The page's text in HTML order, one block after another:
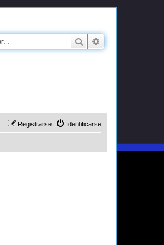
Buscar
Identificarse
Registrarse